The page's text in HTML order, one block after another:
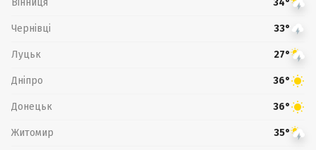
34°
Чернівці 33°
Луцьк 27°
Дніпро 36°
Донецьк 36°
Житомир 35°